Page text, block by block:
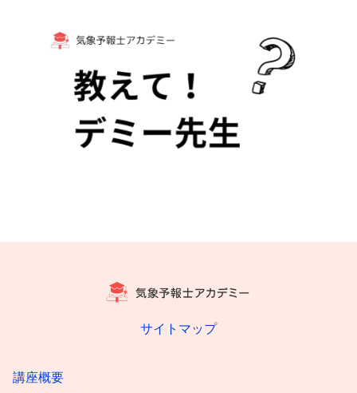
サイトマップ
講座概要